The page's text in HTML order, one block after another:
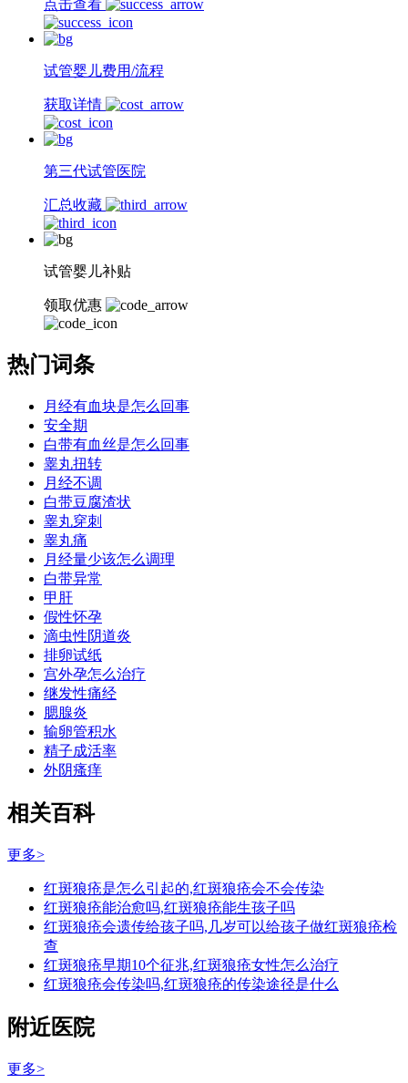
点击查看
试管婴儿费用/流程
获取详情
第三代试管医院
汇总收藏
试管婴儿补贴
领取优惠
热门词条
月经有血块是怎么回事
安全期
白带有血丝是怎么回事
睾丸扭转
月经不调
白带豆腐渣状
睾丸穿刺
睾丸痛
月经量少该怎么调理
白带异常
甲肝
假性怀孕
滴虫性阴道炎
排卵试纸
宫外孕怎么治疗
继发性痛经
腮腺炎
输卵管积水
精子成活率
外阴瘙痒
相关百科
更多>
红斑狼疮是怎么引起的,红斑狼疮会不会传染
红斑狼疮能治愈吗,红斑狼疮能生孩子吗
红斑狼疮会遗传给孩子吗,几岁可以给孩子做红斑狼疮检
查
红斑狼疮早期10个征兆,红斑狼疮女性怎么治疗
红斑狼疮会传染吗,红斑狼疮的传染途径是什么
附近医院
更多>